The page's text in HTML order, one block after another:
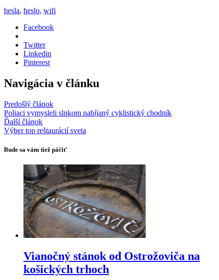
hesla, heslo, wifi
Facebook
Twitter
Linkedin
Pinterest
Navigácia v článku
Predošlý článok
Poliaci vymysleli slnkom nabíjaný cyklistický chodník
Ďalší článok
Výber top reštaurácií sveta
Bude sa vám tiež páčiť
Vianočný stánok od Ostrožoviča na
košických trhoch